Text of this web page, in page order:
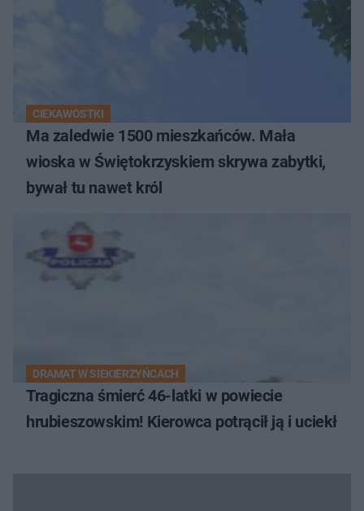
CIEKAWOSTKI
Ma zaledwie 1500 mieszkańców. Mała
wioska w Świętokrzyskiem skrywa zabytki,
bywał tu nawet król
DRAMAT W SIEKIERZYŃCACH
Tragiczna śmierć 46-latki w powiecie
hrubieszowskim! Kierowca potrącił ją i uciekł